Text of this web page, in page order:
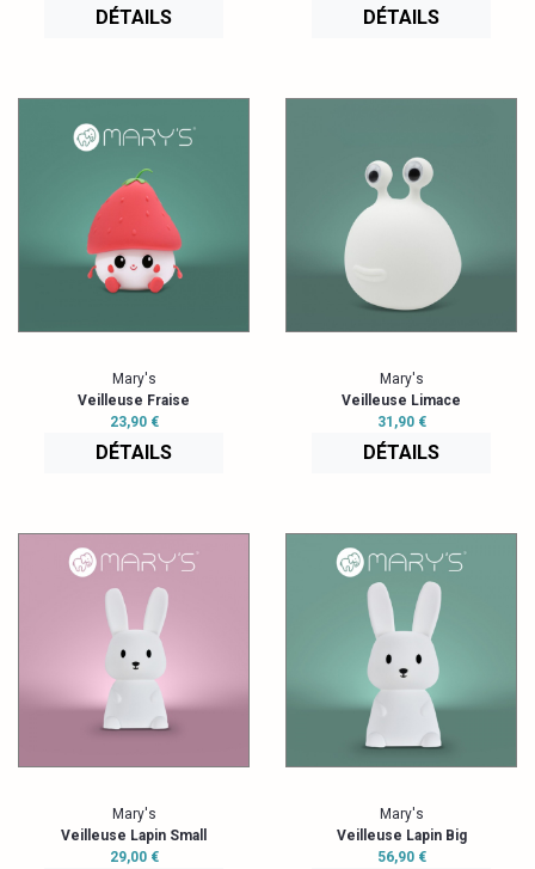
DÉTAILS DÉTAILS
Mary's
Veilleuse Fraise
23,90 €
DÉTAILS
Mary's
Veilleuse Limace
31,90 €
DÉTAILS
Mary's
Veilleuse Lapin Small
29,00 €
Mary's
Veilleuse Lapin Big
56,90 €